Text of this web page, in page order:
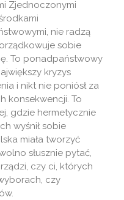
Zjednoczonymi
nie radzą
sobie
To ponadpaństwowy
kryzys
i nikt nie poniósł za
konsekwencji. To
gdzie hermetycznie
wyśnił sobie
miała tworzyć
słusznie pytać,
czy ci, których
czy